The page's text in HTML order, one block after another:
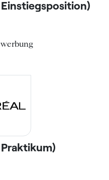
Einstiegsposition)
Praktikum)